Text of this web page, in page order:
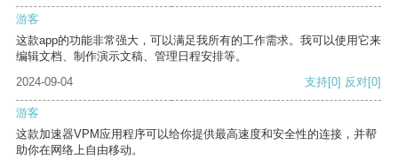
游客
这款app的功能非常强大，可以满足我所有的工作需求。我可以使用它来
编辑文档、制作演示文稿、管理日程安排等。
2024-09-04
支持[0] 反对[0]
游客
这款加速器VPM应用程序可以给你提供最高速度和安全性的连接，并帮
助你在网络上自由移动。